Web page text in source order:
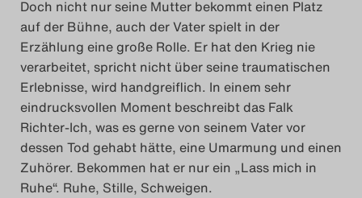
Doch nicht nur seine Mutter bekommt einen Platz
auf der Bühne, auch der Vater spielt in der
Erzählung eine große Rolle. Er hat den Krieg nie
verarbeitet, spricht nicht über seine traumatischen
Erlebnisse, wird handgreiflich. In einem sehr
eindrucksvollen Moment beschreibt das Falk
Richter-Ich, was es gerne von seinem Vater vor
dessen Tod gehabt hätte, eine Umarmung und einen
Zuhörer. Bekommen hat er nur ein „Lass mich in
Ruhe“. Ruhe, Stille, Schweigen.